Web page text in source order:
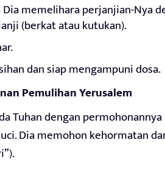
Dia memelihara perjanjian-Nya
(berkat atau kutukan).
dan siap mengampuni dosa.
Pemulihan Yerusalem
Tuhan dengan
Dia memohon kehormatan